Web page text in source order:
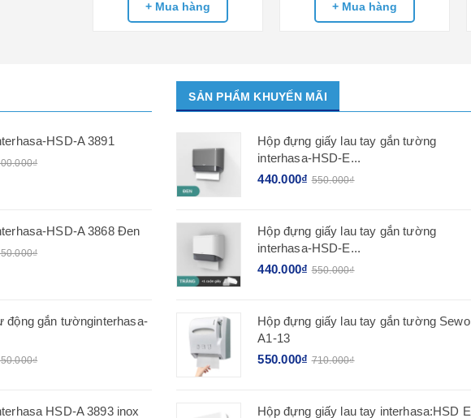
+ Mua hàng + Mua hàng
HSD-A 3891
HSD-A 3868 Đen
động gắn tườnginterhasa-
HSD-A 3893 inox
SẢN PHẨM KHUYẾN MÃI
Hộp đựng giấy lau tay gắn tường
interhasa-HSD-E...
440.000₫ 550.000₫
Hộp đựng giấy lau tay gắn tường
interhasa-HSD-E...
440.000₫ 550.000₫
Hộp đựng giấy lau tay gắn tường Sewo
A1-13
550.000₫ 710.000₫
Hộp đựng giấy lau tay interhasa:HSD E